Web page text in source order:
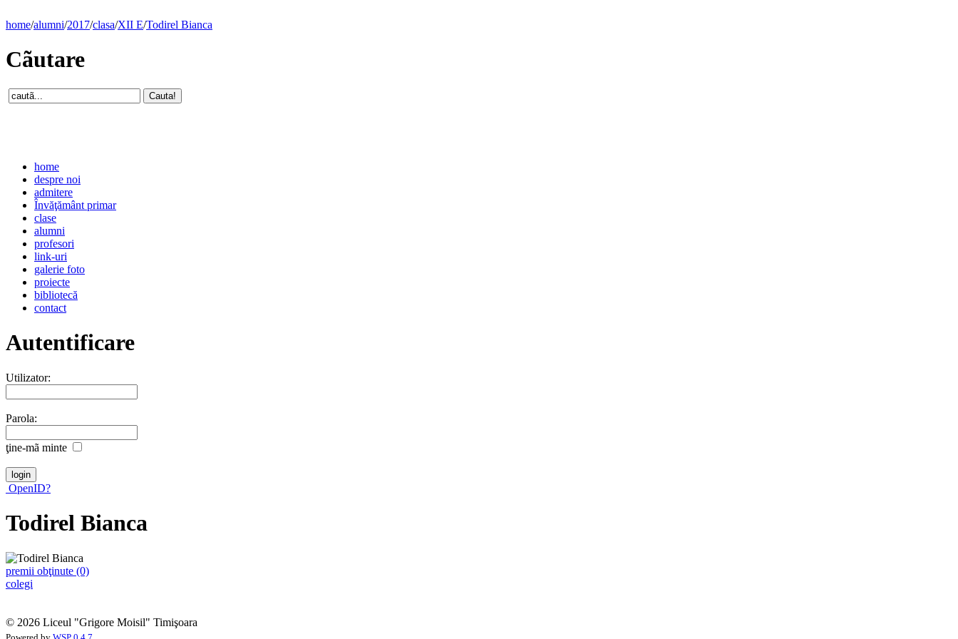
home/alumni/2017/clasa/XII E/Todirel Bianca
Cãutare
home
despre noi
admitere
Învăţământ primar
clase
alumni
profesori
link-uri
galerie foto
proiecte
bibliotecă
contact
Autentificare
Utilizator:
Parola:
ţine-mã minte
OpenID?
Todirel Bianca
premii obţinute (0)
colegi
© 2026 Liceul "Grigore Moisil" Timişoara